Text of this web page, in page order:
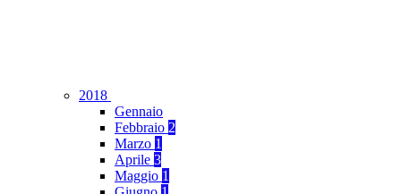
2018
Gennaio
Febbraio 2
Marzo 1
Aprile 3
Maggio 1